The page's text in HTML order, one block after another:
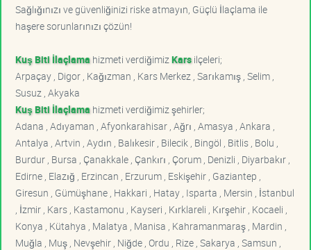
Sağlığınızı ve güvenliğinizi riske atmayın, Güçlü İlaçlama ile
haşere sorunlarınızı çözün!
Kuş Biti İlaçlama hizmeti verdiğimiz Karsilçeleri;
Arpaçay , Digor , Kağızman , Kars Merkez , Sarıkamış , Selim ,
Susuz , Akyaka
Kuş Biti İlaçlama hizmeti verdiğimiz şehirler;
Adana , Adıyaman , Afyonkarahisar , Ağrı , Amasya , Ankara ,
Antalya , Artvin , Aydın , Balıkesir , Bilecik , Bingöl , Bitlis , Bolu ,
Burdur , Bursa , Çanakkale , Çankırı , Çorum , Denizli , Diyarbakır ,
Edirne , Elazığ , Erzincan , Erzurum , Eskişehir , Gaziantep ,
Giresun , Gümüşhane , Hakkari , Hatay , Isparta , Mersin , İstanbul
, İzmir , Kars , Kastamonu , Kayseri , Kırklareli , Kırşehir , Kocaeli ,
Konya , Kütahya , Malatya , Manisa , Kahramanmaraş , Mardin ,
Muğla , Muş , Nevşehir , Niğde , Ordu , Rize , Sakarya , Samsun ,